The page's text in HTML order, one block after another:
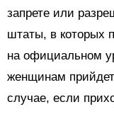
запрете или
штаты, в которых
на официальном
женщинам
случае, если